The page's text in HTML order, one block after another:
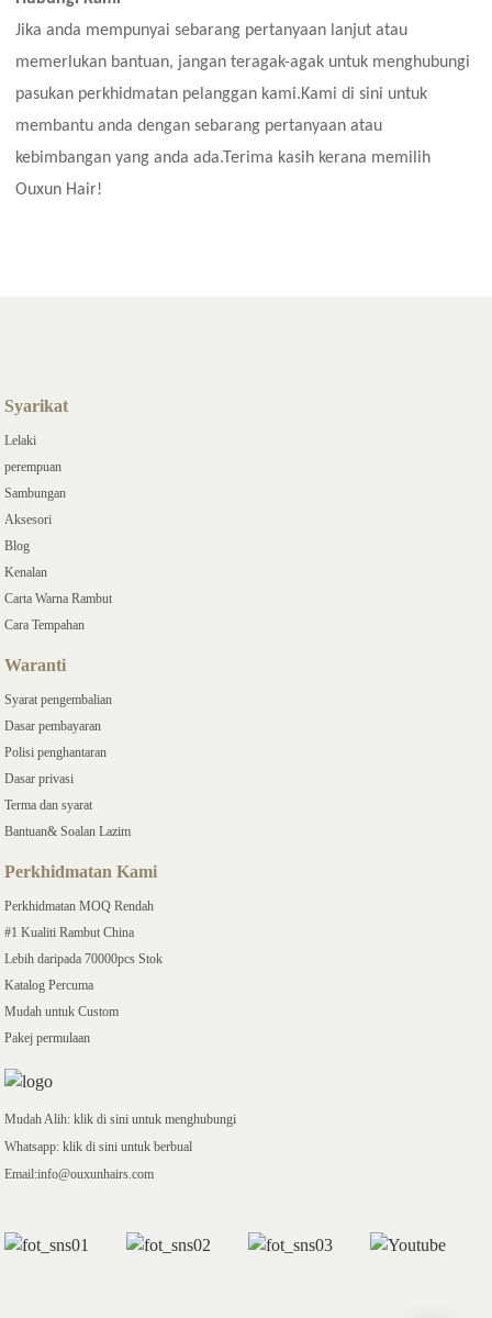
Jika anda mempunyai sebarang pertanyaan lanjut atau
memerlukan bantuan, jangan teragak-agak untuk menghubungi
pasukan perkhidmatan pelanggan kami.Kami di sini untuk
membantu anda dengan sebarang pertanyaan atau
kebimbangan yang anda ada.Terima kasih kerana memilih
Ouxun Hair!
Syarikat
Lelaki
perempuan
Sambungan
Aksesori
Blog
Kenalan
Carta Warna Rambut
Cara Tempahan
Waranti
Syarat pengembalian
Dasar pembayaran
Polisi penghantaran
Dasar privasi
Terma dan syarat
Bantuan& Soalan Lazim
Perkhidmatan Kami
Perkhidmatan MOQ Rendah
#1 Kualiti Rambut China
Lebih daripada 70000pcs Stok
Katalog Percuma
Mudah untuk Custom
Pakej permulaan
Mudah Alih: klik di sini untuk menghubungi
Whatsapp: klik di sini untuk berbual
Email:info@ouxunhairs.com